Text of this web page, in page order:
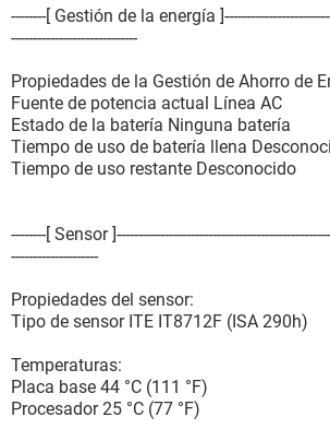
Dispositivos de arranque Floppy Disk,
Funciones disponibles Desconocido
Posibilidades de expansión Desconocido
[ Sistema ]
Propiedades del Sistema:
Número de serie CNX84206PZ
Identificador único universal 80774CBA-
Tipo de arranque Botón marcha/parada
Propiedades de la Placa Base:
Fabricante ECS
--------[ Gestión de la energía
-----------------------------
Propiedades de la Gestión de Ahorro de
Fuente de potencia actual Línea AC
Estado de la batería Ninguna batería
Tiempo de uso de batería llena
Tiempo de uso restante Desconocido
--------[ Sensor
--------------------
Propiedades del sensor:
Tipo de sensor ITE IT8712F (ISA 290h)
Temperaturas:
Placa base 44 °C (111 °F)
Procesador 25 °C (77 °F)